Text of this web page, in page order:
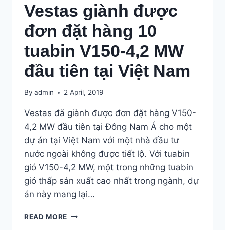
Vestas giành được
đơn đặt hàng 10
tuabin V150-4,2 MW
đầu tiên tại Việt Nam
By admin 2 April, 2019
Vestas đã giành được đơn đặt hàng V150-
4,2 MW đầu tiên tại Đông Nam Á cho một
dự án tại Việt Nam với một nhà đầu tư
nước ngoài không được tiết lộ. Với tuabin
gió V150-4,2 MW, một trong những tuabin
gió thấp sản xuất cao nhất trong ngành, dự
án này mang lại…
READ MORE VESTAS